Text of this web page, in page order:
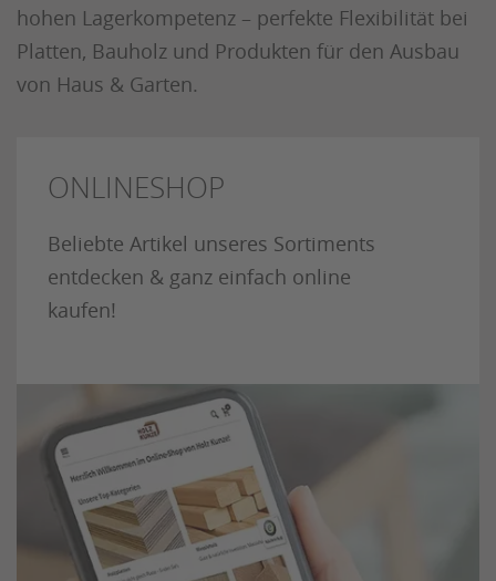
hohen Lagerkompetenz – perfekte Flexibilität bei
Platten, Bauholz und Produkten für den Ausbau
von Haus & Garten.
ONLINESHOP
Beliebte Artikel unseres Sortiments
entdecken & ganz einfach online
kaufen!